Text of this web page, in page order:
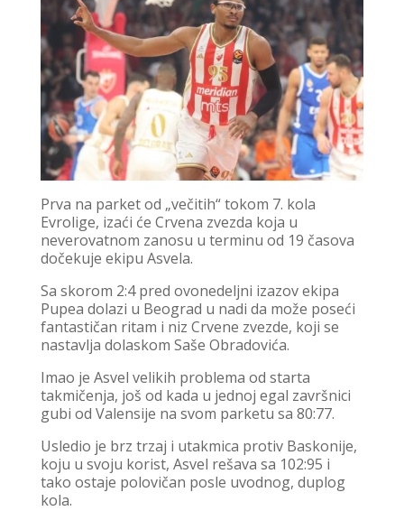
Prva na parket od „večitih“ tokom 7. kola
Evrolige, izaći će Crvena zvezda koja u
neverovatnom zanosu u terminu od 19 časova
dočekuje ekipu Asvela.
Sa skorom 2:4 pred ovonedeljni izazov ekipa
Pupea dolazi u Beograd u nadi da može poseći
fantastičan ritam i niz Crvene zvezde, koji se
nastavlja dolaskom Saše Obradovića.
Imao je Asvel velikih problema od starta
takmičenja, još od kada u jednoj egal završnici
gubi od Valensije na svom parketu sa 80:77.
Usledio je brz trzaj i utakmica protiv Baskonije,
koju u svoju korist, Asvel rešava sa 102:95 i
tako ostaje polovičan posle uvodnog, duplog
kola.